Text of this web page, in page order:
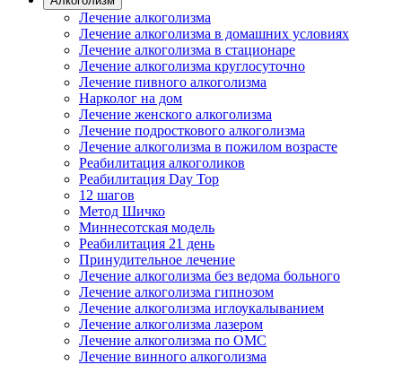
Лечение алкоголизма
Лечение алкоголизма в домашних условиях
Лечение алкоголизма в стационаре
Лечение алкоголизма круглосуточно
Лечение пивного алкоголизма
Нарколог на дом
Лечение женского алкоголизма
Лечение подросткового алкоголизма
Лечение алкоголизма в пожилом возрасте
Реабилитация алкоголиков
Реабилитация Day Top
12 шагов
Метод Шичко
Миннесотская модель
Реабилитация 21 день
Принудительное лечение
Лечение алкоголизма без ведома больного
Лечение алкоголизма гипнозом
Лечение алкоголизма иглоукалыванием
Лечение алкоголизма лазером
Лечение алкоголизма по ОМС
Лечение винного алкоголизма